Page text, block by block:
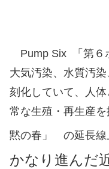
Pump Six 「第６
大気汚染、水質汚
刻化していて、人
常な生殖・再生産
黙の春」 の延長
かなり進んだ